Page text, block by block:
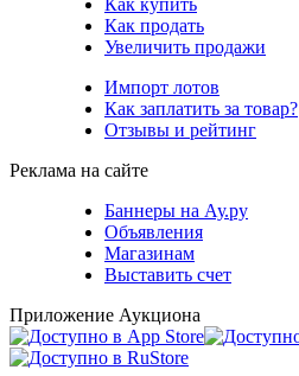
Как купить
Как продать
Увеличить продажи
Импорт лотов
Как заплатить за товар?
Отзывы и рейтинг
Реклама на сайте
Баннеры на Ау.ру
Объявления
Магазинам
Выставить счет
Приложение Аукциона